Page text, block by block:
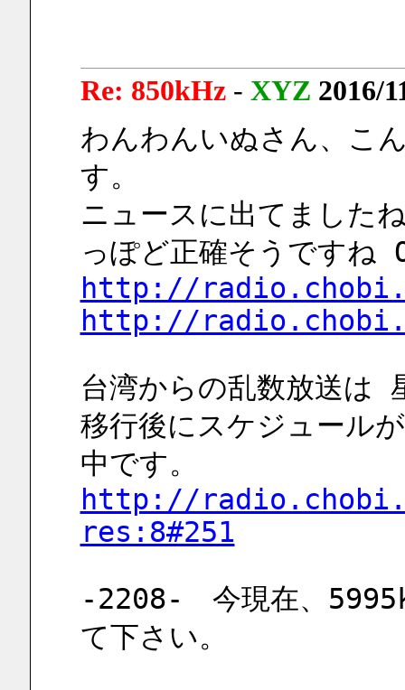
Re: 850kHz- XYZ 2016/
わんわんいぬさん、こ
す。
ニュースに出てました
っぽど正確そうですね
http://
http://
台湾からの乱数放送
移行後にスケジュール
中です。
http://
res:8#251
-2208-　今現在、
て下さい。